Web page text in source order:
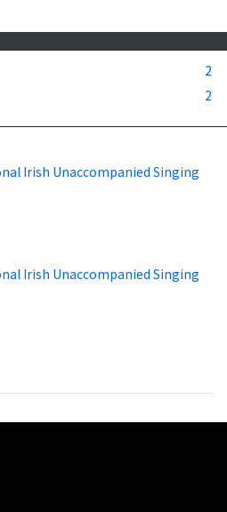
2
2
Irish Unaccompanied Singing
Irish Unaccompanied Singing